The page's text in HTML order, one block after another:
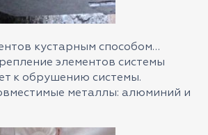
кустарным способом…
элементов системы
к обрушению системы.
металлы: алюминий и